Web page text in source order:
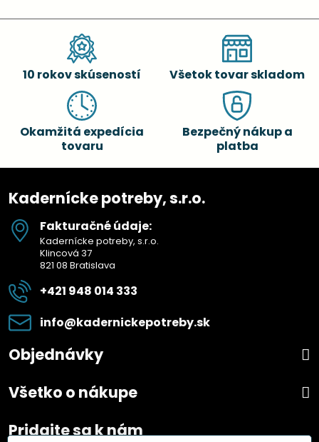
10 rokov skúseností Všetok tovar skladom
Okamžitá expedícia
tovaru
Bezpečný nákup a
platba
Kadernícke potreby, s.r.o.
Fakturačné údaje:
Kadernícke potreby, s.r.o.
Klincová 37
821 08 Bratislava
+421 948 014 333
info​@kadernickepotreby​.sk
Objednávky
Všetko o nákupe
Pridajte sa k nám